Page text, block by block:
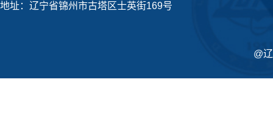
地址：辽宁省锦州市古塔区士英街169号
@